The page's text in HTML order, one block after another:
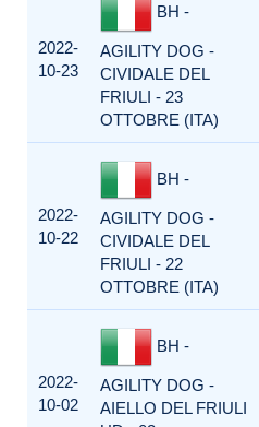
2022-
10-23
BH -
AGILITY DOG -
CIVIDALE DEL
FRIULI - 23
OTTOBRE (ITA)
2022-
10-22
BH -
AGILITY DOG -
CIVIDALE DEL
FRIULI - 22
OTTOBRE (ITA)
2022-
10-02
BH -
AGILITY DOG -
AIELLO DEL FRIULI